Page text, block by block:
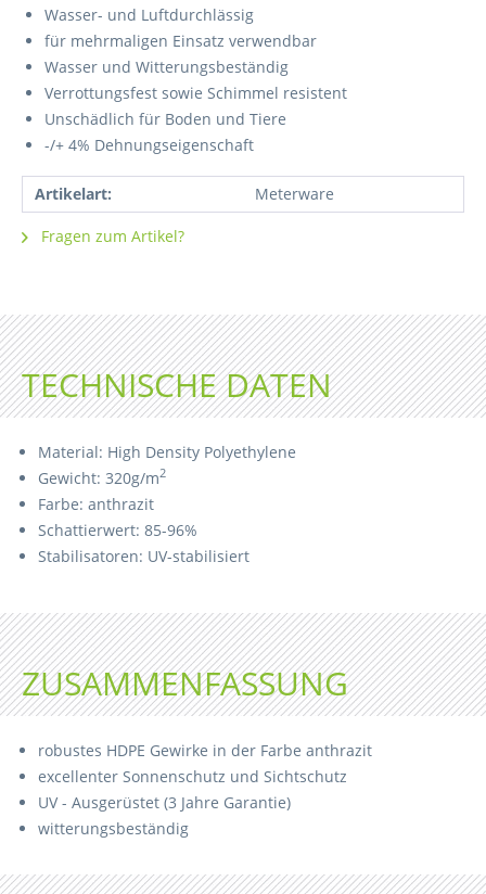
Wasser- und Luftdurchlässig
für mehrmaligen Einsatz verwendbar
Wasser und Witterungsbeständig
Verrottungsfest sowie Schimmel resistent
Unschädlich für Boden und Tiere
-/+ 4% Dehnungseigenschaft
Artikelart: Meterware
Fragen zum Artikel?
TECHNISCHE DATEN
Material: High Density Polyethylene
Gewicht: 320g/m2
Farbe: anthrazit
Schattierwert: 85-96%
Stabilisatoren: UV-stabilisiert
ZUSAMMENFASSUNG
robustes HDPE Gewirke in der Farbe anthrazit
excellenter Sonnenschutz und Sichtschutz
UV - Ausgerüstet (3 Jahre Garantie)
witterungsbeständig